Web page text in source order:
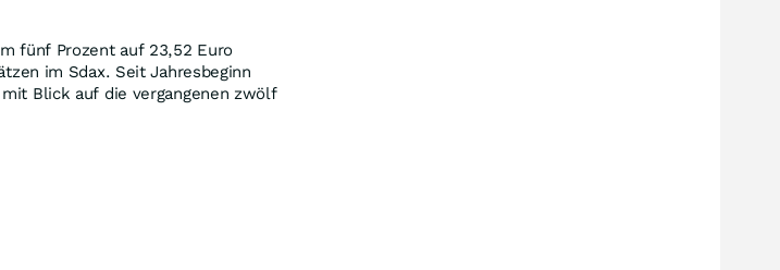
fünf Prozent auf 23,52 Euro
im Sdax. Seit Jahresbeginn
Blick auf die vergangenen zwölf